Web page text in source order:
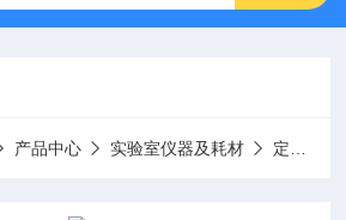
产品中心 实验室仪器及耗材 定氮仪